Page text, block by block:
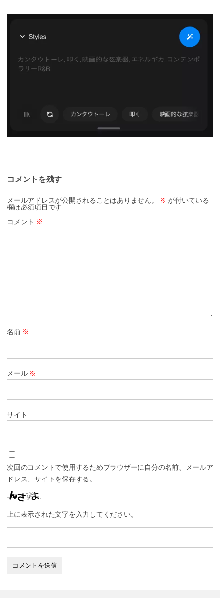
コメントを残す
メールアドレスが公開されることはありません。 ※ が付いている
欄は必須項目です
コメント ※
名前 ※
メール ※
サイト
次回のコメントで使用するためブラウザーに自分の名前、メールア
ドレス、サイトを保存する。
上に表示された文字を入力してください。